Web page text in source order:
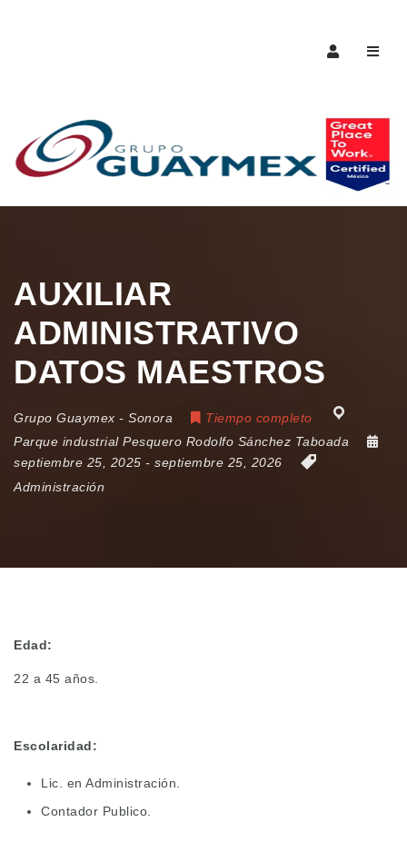
AUXILIAR
ADMINISTRATIVO
DATOS MAESTROS
Grupo Guaymex - Sonora
Tiempo completo
Parque industrial Pesquero Rodolfo Sánchez Taboada
septiembre 25, 2025 - septiembre 25, 2026
Administración
Edad:
22 a 45 años.
Escolaridad:
Lic. en Administración.
Contador Publico.